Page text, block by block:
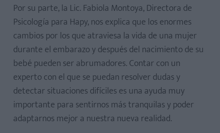
Por su parte, la Lic. Fabiola Montoya, Directora de
Psicología para Hapy, nos explica que los enormes
cambios por los que atraviesa la vida de una mujer
durante el embarazo y después del nacimiento de su
bebé pueden ser abrumadores. Contar con un
experto con el que se puedan resolver dudas y
detectar situaciones difíciles es una ayuda muy
importante para sentirnos más tranquilas y poder
adaptarnos mejor a nuestra nueva realidad.